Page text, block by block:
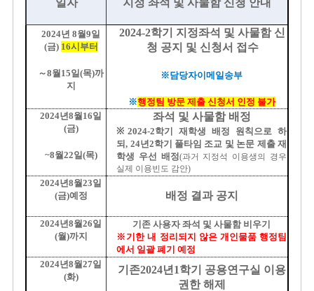
일자 지정 좌석 및 사물함 신청 안내
2024년8월9일
(금) 16시부터
～8월 15일(목)까
지
2024-2학기 지정좌석 및 사물함 신
청 공지 및 신청서 접수
※담당자이메일송부
※행정팀 방문 제출 신청서 인정 불가
2024년8월 16일
(금)
~8월 22일(목)
좌석 및 사물함 배정
※2024-2학기 재학생 배정 원칙으로 하
되, 24년2학기 풀타임 조교 및 논문 제출 재
학생 우선 배정(과거 지정석 이용생의 경우
실제 이용빈도 감안)
2024년8월23일
(금)예정 배정 결과 공지
2024년8월26일
(월 )까지
기존 사용자 좌석 및 사물함 비우기
※기한 내 정리되지 않은 개인물품 행정팀
에서 일괄 폐기 예정
2024년8월27일
(화)
기존2024년 1학기 공용연구실 이용
권한 해제